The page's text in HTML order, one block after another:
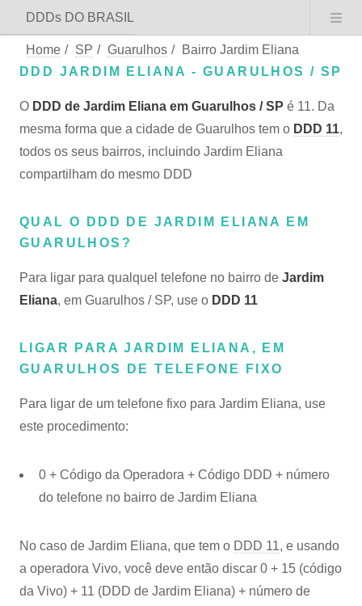
DDDs DO BRASIL
Home / SP / Guarulhos /
Bairro Jardim Eliana
DDD JARDIM ELIANA - GUARULHOS / SP
O DDD de Jardim Eliana em Guarulhos / SP é 11. Da
mesma forma que a cidade de Guarulhos tem o DDD 11,
todos os seus bairros, incluindo Jardim Eliana
compartilham do mesmo DDD
QUAL O DDD DE JARDIM ELIANA EM
GUARULHOS?
Para ligar para qualquel telefone no bairro de Jardim
Eliana, em Guarulhos / SP, use o DDD 11
LIGAR PARA JARDIM ELIANA, EM
GUARULHOS DE TELEFONE FIXO
Para ligar de um telefone fixo para Jardim Eliana, use
este procedimento:
0 + Código da Operadora + Código DDD + número
do telefone no bairro de Jardim Eliana
No caso de Jardim Eliana, que tem o DDD 11, e usando
a operadora Vivo, você deve então discar 0 + 15 (código
da Vivo) + 11 (DDD de Jardim Eliana) + número de